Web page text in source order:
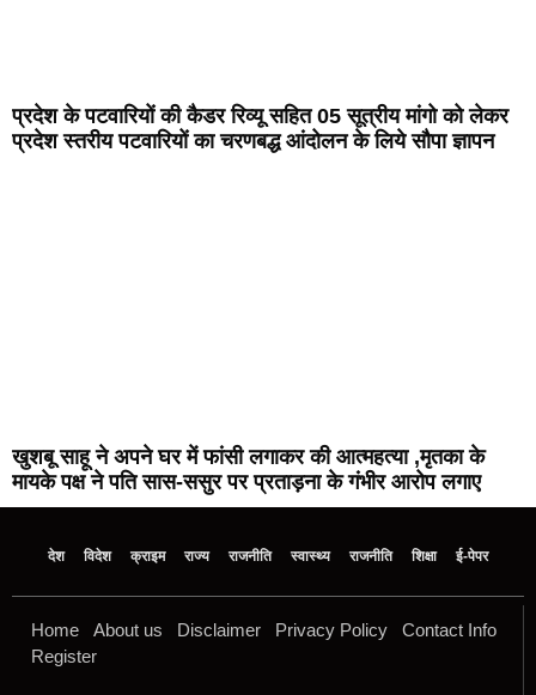
प्रदेश के पटवारियों की कैडर रिव्यू सहित 05 सूत्रीय मांगो को लेकर
प्रदेश स्तरीय पटवारियों का चरणबद्ध आंदोलन के लिये सौपा ज्ञापन
खुशबू साहू ने अपने घर में फांसी लगाकर की आत्महत्या ,मृतका के
मायके पक्ष ने पति सास-ससुर पर प्रताड़ना के गंभीर आरोप लगाए
देश विदेश क्राइम राज्य राजनीति स्वास्थ्य राजनीति शिक्षा ई-पेपर
Home About us Disclaimer Privacy Policy
Contact Info
Register